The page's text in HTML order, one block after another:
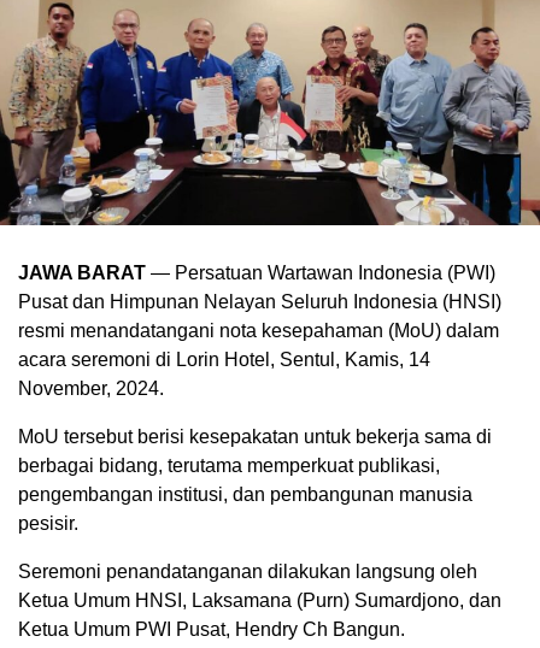
JAWA BARAT — Persatuan Wartawan Indonesia (PWI)
Pusat dan Himpunan Nelayan Seluruh Indonesia (HNSI)
resmi menandatangani nota kesepahaman (MoU) dalam
acara seremoni di Lorin Hotel, Sentul, Kamis, 14
November, 2024.
MoU tersebut berisi kesepakatan untuk bekerja sama di
berbagai bidang, terutama memperkuat publikasi,
pengembangan institusi, dan pembangunan manusia
pesisir.
Seremoni penandatanganan dilakukan langsung oleh
Ketua Umum HNSI, Laksamana (Purn) Sumardjono, dan
Ketua Umum PWI Pusat, Hendry Ch Bangun.